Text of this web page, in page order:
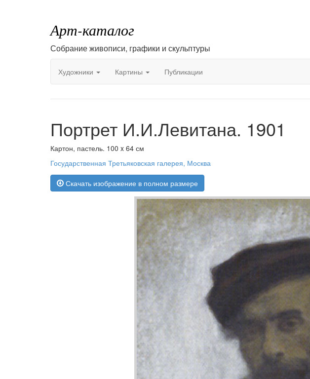
Арт-каталог
Собрание живописи, графики и скульптуры
Художники Картины Публикации
Портрет И.И.Левитана. 1901
Картон, пастель. 100 x 64 см
Государственная Третьяковская галерея, Москва
Скачать изображение в полном размере